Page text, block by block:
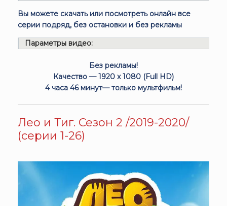
Вы можете скачать или посмотреть онлайн все
серии подряд, без остановки и без рекламы
Параметры видео:
Без рекламы!
Качество — 1920 x 1080 (Full HD)
4 часа 46 минут— только мультфильм!
Лео и Тиг. Сезон 2 /2019-2020/
(серии 1-26)